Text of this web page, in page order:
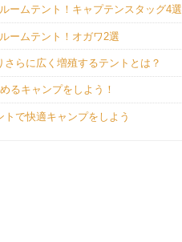
ームテント！キャプテンスタッグ4選
ームテント！オガワ2選
さらに広く増殖するテントとは？
るキャンプをしよう！
トで快適キャンプをしよう